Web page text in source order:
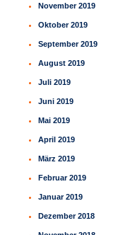
November 2019
Oktober 2019
September 2019
August 2019
Juli 2019
Juni 2019
Mai 2019
April 2019
März 2019
Februar 2019
Januar 2019
Dezember 2018